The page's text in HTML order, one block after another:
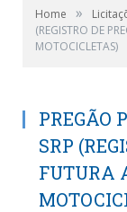
Home »
(REGISTRO DE
MOTOCICLETAS)
PREGÃO
SRP
FUTURA